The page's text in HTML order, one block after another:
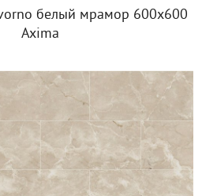
белый мрамор 600x600
Axima